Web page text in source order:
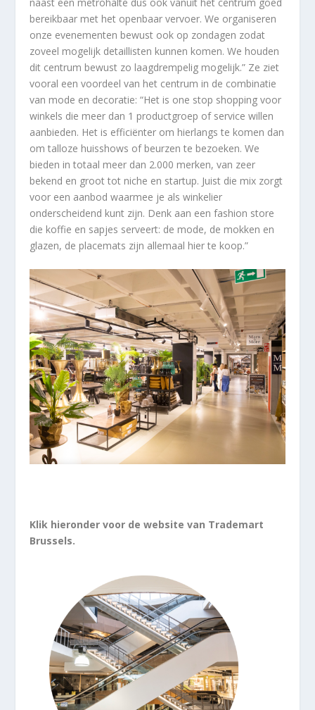
bereikbaar met het openbaar vervoer. We organiseren
onze evenementen bewust ook op zondagen zodat
zoveel mogelijk detaillisten kunnen komen. We houden
dit centrum bewust zo laagdrempelig mogelijk.” Ze ziet
vooral een voordeel van het centrum in de combinatie
van mode en decoratie: “Het is one stop shopping voor
winkels die meer dan 1 productgroep of service willen
aanbieden. Het is efficiënter om hierlangs te komen dan
om talloze huisshows of beurzen te bezoeken. We
bieden in totaal meer dan 2.000 merken, van zeer
bekend en groot tot niche en startup. Juist die mix zorgt
voor een aanbod waarmee je als winkelier
onderscheidend kunt zijn. Denk aan een fashion store
die koffie en sapjes serveert: de mode, de mokken en
glazen, de placemats zijn allemaal hier te koop.”
Klik hieronder voor de website van Trademart
Brussels.